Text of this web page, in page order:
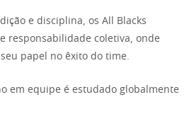
e disciplina, os All Blacks
responsabilidade coletiva, onde
papel no êxito do time.
em equipe é estudado globalmente